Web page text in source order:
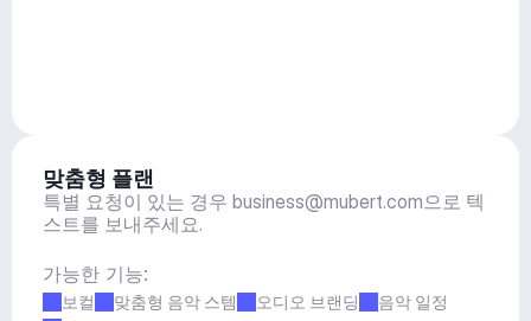
맞춤형 플랜
특별 요청이 있는 경우 business@mubert.com으로 텍
스트를 보내주세요.
가능한 기능:
보컬 맞춤형 음악 스템 오디오 브랜딩
음악 일정